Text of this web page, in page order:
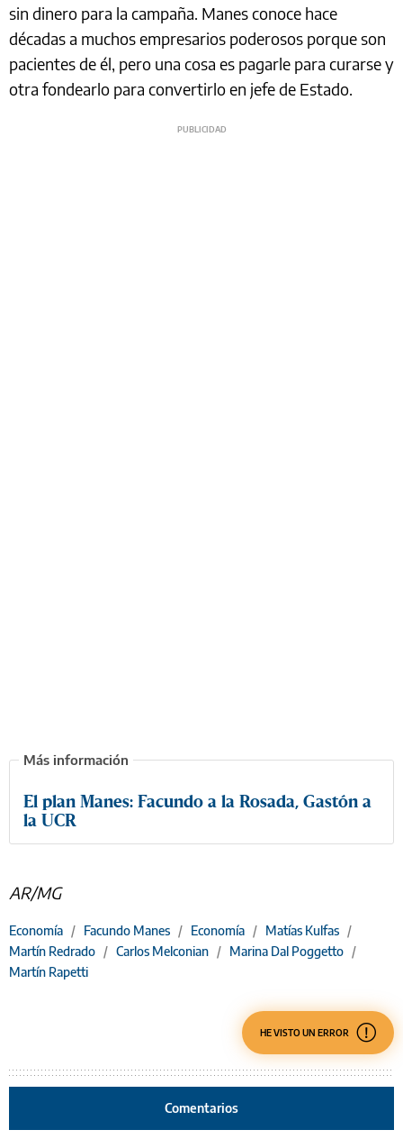
sin dinero para la campaña. Manes conoce hace
décadas a muchos empresarios poderosos porque son
pacientes de él, pero una cosa es pagarle para curarse y
otra fondearlo para convertirlo en jefe de Estado.
El plan Manes: Facundo a la Rosada, Gastón a
la UCR
AR/MG
Economía / Facundo Manes / Economía / Matías Kulfas /
Martín Redrado / Carlos Melconian / Marina Dal Poggetto /
Martín Rapetti
HE VISTO UN ERROR
Comentarios